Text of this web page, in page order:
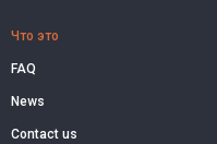
Что это
FAQ
News
Contact us